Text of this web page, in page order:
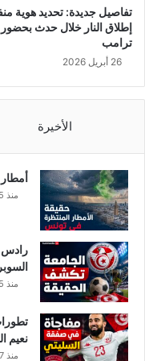
وقال المكتب الإعلامي
الإسرائيلية دمرت بشكل
شمال غزة”.
ومواقع ومنشآت مدنية،
البنك الوطني الإسلامي
رفح جنوبي قطاع غزة،
على الحدود الفلسطينية
شرق بيت لاهيا، كما
شراب شرق بيت حانون،
وأضاف في بيان مقتضب
ع
ل
ى
ى
م
ن
ع
ك
ش
ة
تفاصيل جديدة: تحديد هوية
إطلاق النار خلال حدث بحضور
ترامب
26 أبريل 2026
الأخيرة
منذ 5 ساعات
رادس
منذ 5 ساعات
نعيم
منذ 7 ساعات